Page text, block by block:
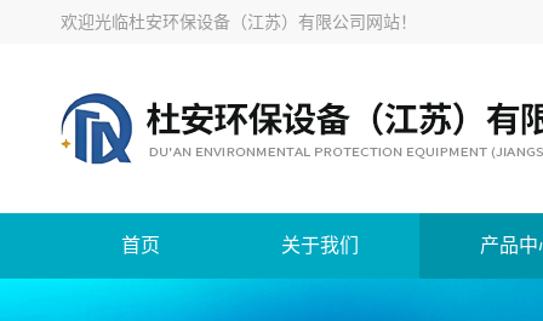
欢迎光临杜安环保设备（江苏）有限公司网站！
首页 关于我们 产品中